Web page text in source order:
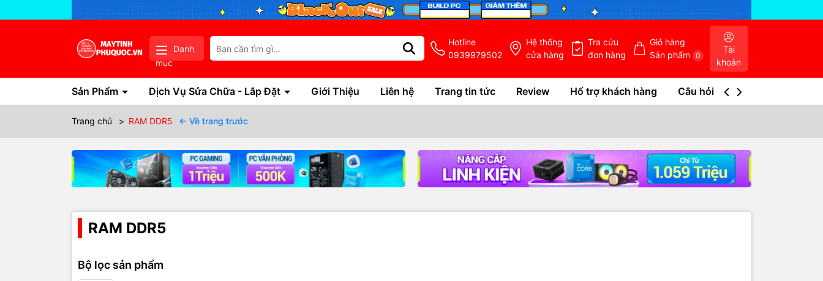
Danh
mục
Hotline
0939979502
Hệ thống
cửa hàng
Tra cứu
đơn hàng
Giỏ hàng
Sản phẩm
0
Tài
khoản
Sản Phẩm Dịch Vụ Sửa Chữa - Lắp Đặt Giới Thiệu Liên hệ Trang tin tức Review Hổ trợ khách hàng Câu hỏi thường gặp
Trang chủ > RAM DDR5 ← Về trang trước
RAM DDR5
Bộ lọc sản phẩm